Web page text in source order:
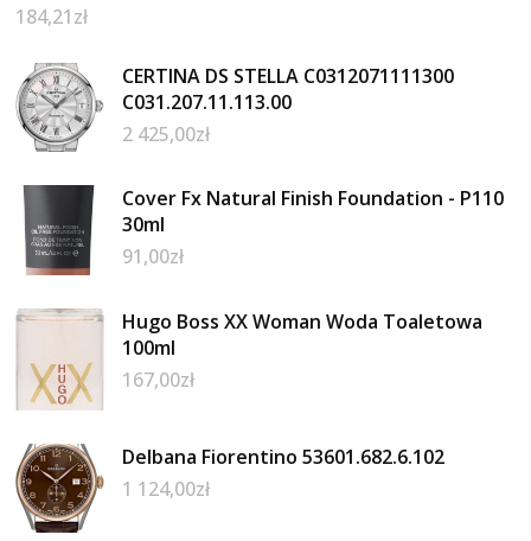
184,21zł
CERTINA DS STELLA C0312071111300
C031.207.11.113.00
2 425,00zł
Cover Fx Natural Finish Foundation - P110
30ml
91,00zł
Hugo Boss XX Woman Woda Toaletowa
100ml
167,00zł
Delbana Fiorentino 53601.682.6.102
1 124,00zł